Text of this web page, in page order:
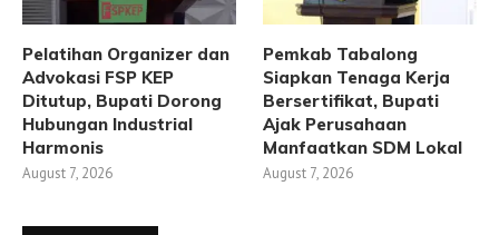
Pelatihan Organizer dan
Advokasi FSP KEP
Ditutup, Bupati Dorong
Hubungan Industrial
Harmonis
August 7, 2026
Pemkab Tabalong
Siapkan Tenaga Kerja
Bersertifikat, Bupati
Ajak Perusahaan
Manfaatkan SDM Lokal
August 7, 2026